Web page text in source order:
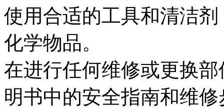
使用合适的工具和清洁
化学物品。
在进行任何维修或更换
明书中的安全指南和维修